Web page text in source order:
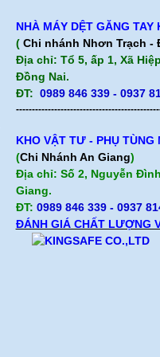
NHÀ MÁY DỆT GĂNG TAY
( Chi nhánh Nhơn Trạch -
Địa chỉ: Tổ 5, ấp 1, Xã
Đồng Nai.
ĐT: 0989 846 339 - 0937
KHO VẬT TƯ - PHỤ TÙNG
(Chi Nhánh An Giang)
Địa chỉ: Số 2, Nguyễn
Giang.
ĐT: 0989 846 339 - 0937
ĐÁNH GIÁ CHẤT LƯỢNG